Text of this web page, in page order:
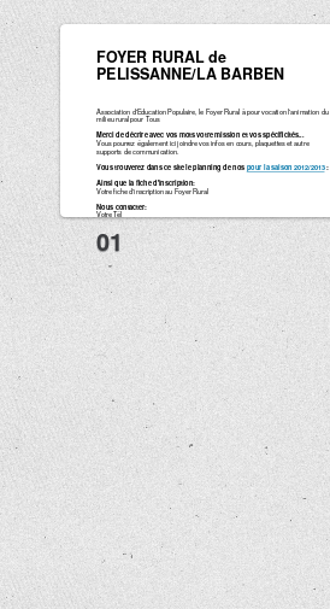
FOYER RURAL de
PELISSANNE/LA BARBEN
Association d'Education Populaire, le Foyer Rural à pour vocation l'animation du
milieu rural pour Tous
Merci de décrire avec vos mots votre mission et vos spécificités...
Vous pourrez également ici joindre vos infos en cours, plaquettes et autre
supports de communication.
Vous trouverez dans ce site le planning de nos pour la saison 2012/2013:
Ainsi que la fiche d'inscription:
Votre fiche d'inscription au Foyer Rural
Nous contacter:
Votre Tél
Votre Courriel